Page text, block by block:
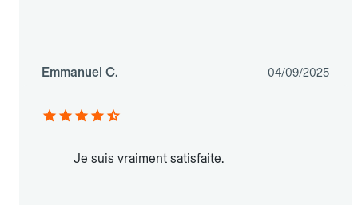
Emmanuel C. 04/09/2025
Je suis vraiment satisfaite.